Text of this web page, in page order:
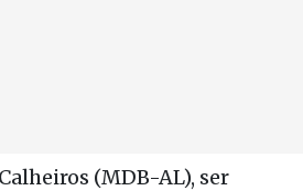
(MDB-AL), ser